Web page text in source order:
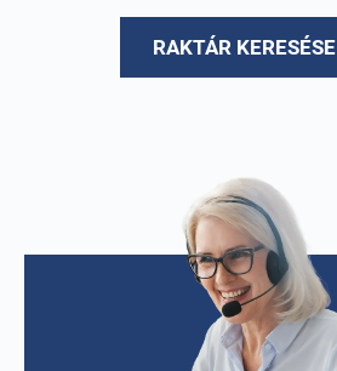
RAKTÁR KERESÉSE